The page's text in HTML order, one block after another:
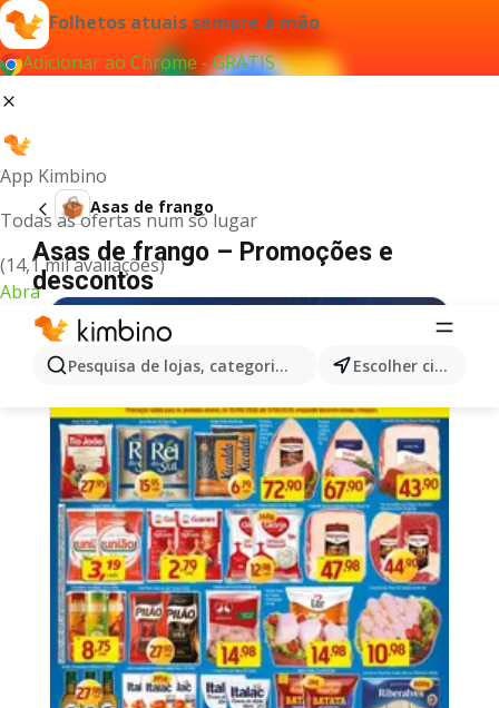
Folhetos atuais sempre à mão
Adicionar ao Chrome - GRÁTIS
App Kimbino
Todas as ofertas num só lugar
(14,1 mil avaliações)
Abra
Pesquisa de lojas, categorias,produtos... Escolher cidade
Asas de frango
Asas de frango – Promoções e
descontos